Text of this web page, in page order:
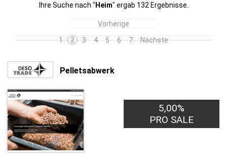
Ihre Suche nach " Heim" ergab 132 Ergebnisse.
Vorherige
1
2 3 4 5 6 7 Nächste
Pelletsabwerk
5,00%
PRO SALE